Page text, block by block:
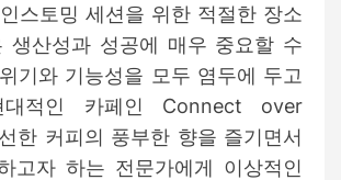
스토밍 세션을 위한 적절한 장소
생산성과 성공에 매우 중요할 수
기와 기능성을 모두 염두에 두고
대적인 카페인 Connect over
한 커피의 풍부한 향을 즐기면서
고자 하는 전문가에게 이상적인